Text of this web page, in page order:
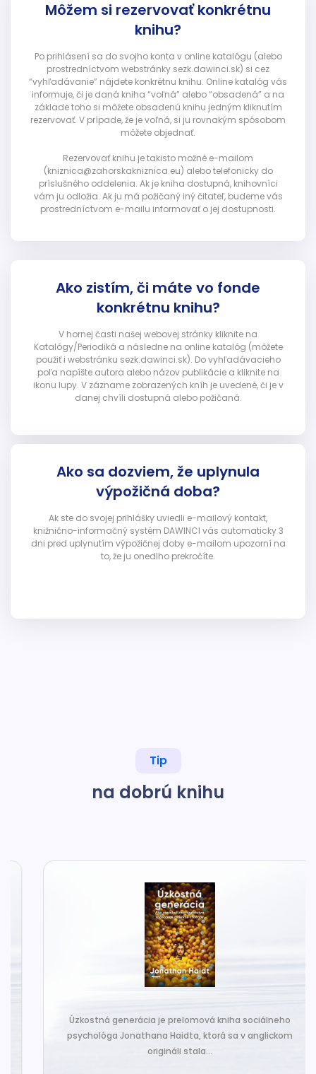
Môžem si rezervovať konkrétnu
knihu?
Po prihlásení sa do svojho konta v online katalógu (alebo
prostredníctvom webstránky sezk.dawinci.sk) si cez
“vyhľadávanie” nájdete konkrétnu knihu. Online katalóg vás
informuje, či je daná kniha “voľná” alebo “obsadená” a na
základe toho si môžete obsadenú knihu jedným kliknutím
rezervovať. V prípade, že je voľná, si ju rovnakým spôsobom
môžete objednať.
Rezervovať knihu je takisto možné e-mailom
(kniznica@zahorskakniznica.eu) alebo telefonicky do
príslušného oddelenia. Ak je kniha dostupná, knihovníci
vám ju odložia. Ak ju má požičaný iný čitateľ, budeme vás
prostredníctvom e-mailu informovať o jej dostupnosti.
Ako zistím, či máte vo fonde
konkrétnu knihu?
V hornej časti našej webovej stránky kliknite na
Katalógy/Periodiká a následne na online katalóg (môžete
použiť i webstránku sezk.dawinci.sk). Do vyhľadávacieho
poľa napíšte autora alebo názov publikácie a kliknite na
ikonu lupy. V zázname zobrazených kníh je uvedené, či je v
danej chvíli dostupná alebo požičaná.
Ako sa dozviem, že uplynula
výpožičná doba?
Ak ste do svojej prihlášky uviedli e-mailový kontakt,
knižnično-informačný systém DAWINCI vás automaticky 3
dni pred uplynutím výpožičnej doby e-mailom upozorní na
to, že ju onedlho prekročíte.
Tip
na dobrú knihu
Úzkostná generácia je prelomová kniha sociálneho
psychológa Jonathana Haidta, ktorá sa v anglickom
origináli stala...